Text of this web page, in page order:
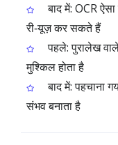
बाद में: OCR
री‑यूज़ कर सकते हैं
पहले: पुरालेख
मुश्किल होता है
बाद में: पहचाना
संभव बनाता है